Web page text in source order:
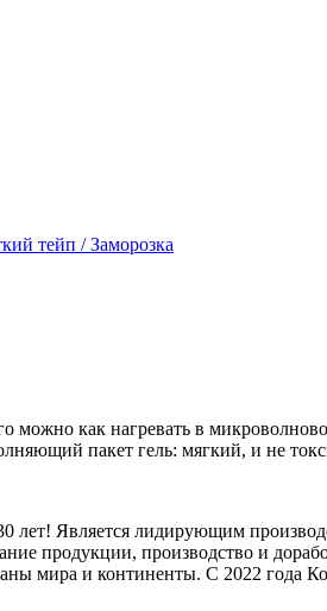
тейп / Заморозка
как нагревать в
пакет гель: мягкий, и не
лет! Является лидирующим
продукции, производство и
мира и континенты. С 2022